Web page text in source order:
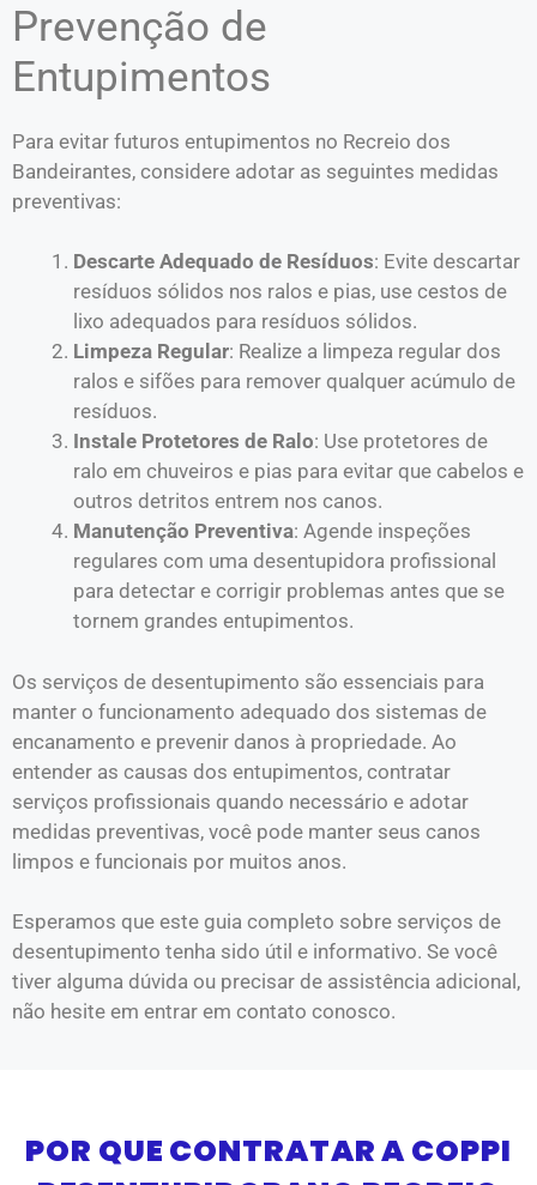
Prevenção de
Entupimentos
Para evitar futuros entupimentos no Recreio dos
Bandeirantes, considere adotar as seguintes medidas
preventivas:
Descarte Adequado de Resíduos: Evite descartar
resíduos sólidos nos ralos e pias, use cestos de
lixo adequados para resíduos sólidos.
Limpeza Regular: Realize a limpeza regular dos
ralos e sifões para remover qualquer acúmulo de
resíduos.
Instale Protetores de Ralo: Use protetores de
ralo em chuveiros e pias para evitar que cabelos e
outros detritos entrem nos canos.
Manutenção Preventiva: Agende inspeções
regulares com uma desentupidora profissional
para detectar e corrigir problemas antes que se
tornem grandes entupimentos.
Os serviços de desentupimento são essenciais para
manter o funcionamento adequado dos sistemas de
encanamento e prevenir danos à propriedade. Ao
entender as causas dos entupimentos, contratar
serviços profissionais quando necessário e adotar
medidas preventivas, você pode manter seus canos
limpos e funcionais por muitos anos.
Esperamos que este guia completo sobre serviços de
desentupimento tenha sido útil e informativo. Se você
tiver alguma dúvida ou precisar de assistência adicional,
não hesite em entrar em contato conosco.
POR QUE CONTRATAR A COPPI